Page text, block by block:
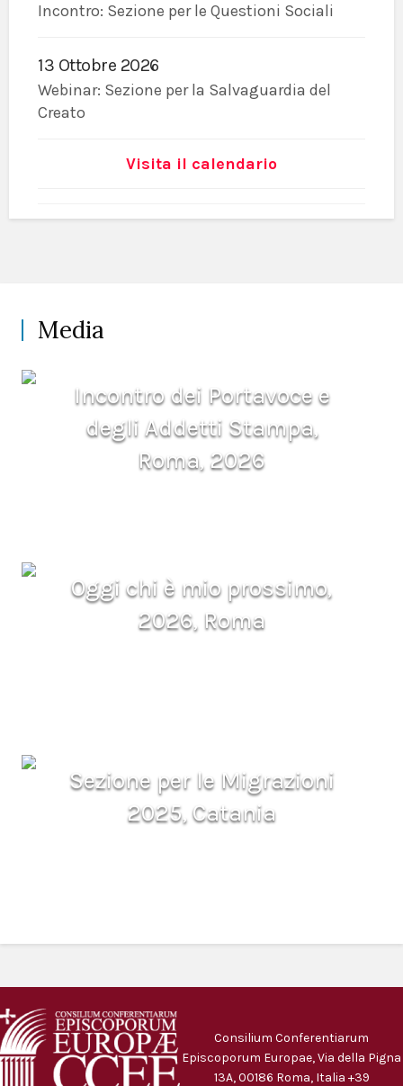
Incontro: Sezione per le Questioni Sociali
13 Ottobre 2026
Webinar: Sezione per la Salvaguardia del
Creato
Visita il calendario
Media
Incontro dei Portavoce e
degli Addetti Stampa,
Roma, 2026
Oggi chi è mio prossimo,
2026, Roma
Sezione per le Migrazioni
2025, Catania
Consilium Conferentiarum
Episcoporum Europae, Via della Pigna
13A, 00186 Roma, Italia +39